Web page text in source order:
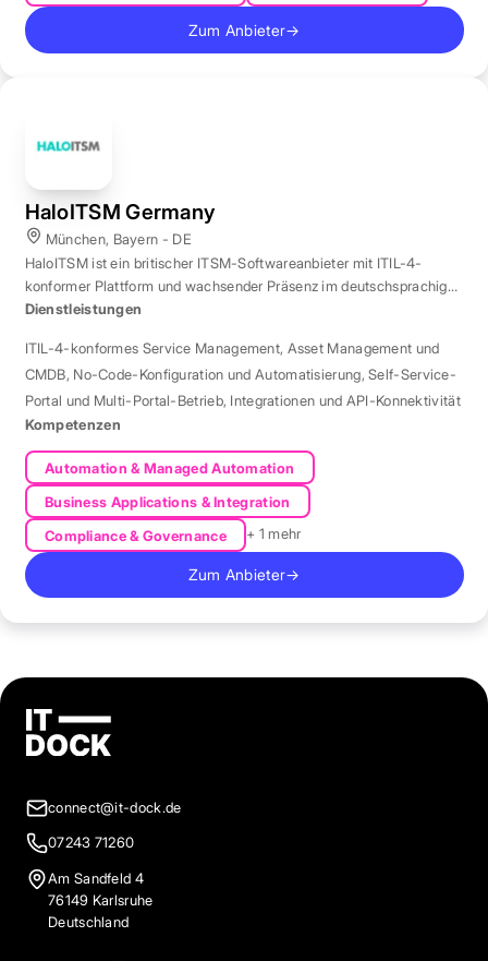
Zum Anbieter→
HaloITSM Germany
München, Bayern - DE
HaloITSM ist ein britischer ITSM-Softwareanbieter mit ITIL-4-
konformer Plattform und wachsender Präsenz im deutschsprachigen
Markt.
Dienstleistungen
ITIL-4-konformes Service Management, Asset Management und
CMDB, No-Code-Konfiguration und Automatisierung,Self-Service-
Portal und Multi-Portal-Betrieb, Integrationen und API-Konnektivität
Kompetenzen
Automation & Managed Automation
Business Applications & Integration
Compliance & Governance
+ 1 mehr
Zum Anbieter→
connect@it-dock.de
07243 71260
Am Sandfeld 4
76149 Karlsruhe
Deutschland